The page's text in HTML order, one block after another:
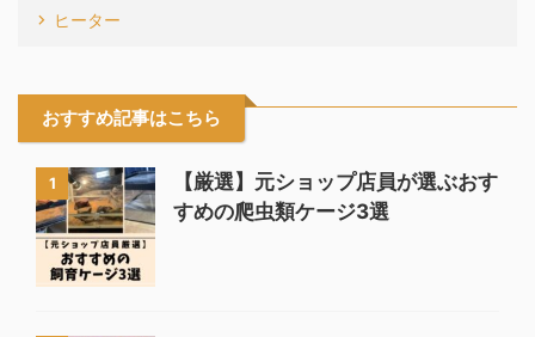
ヒーター
おすすめ記事はこちら
1
【厳選】元ショップ店員が選ぶおす
すめの爬虫類ケージ3選